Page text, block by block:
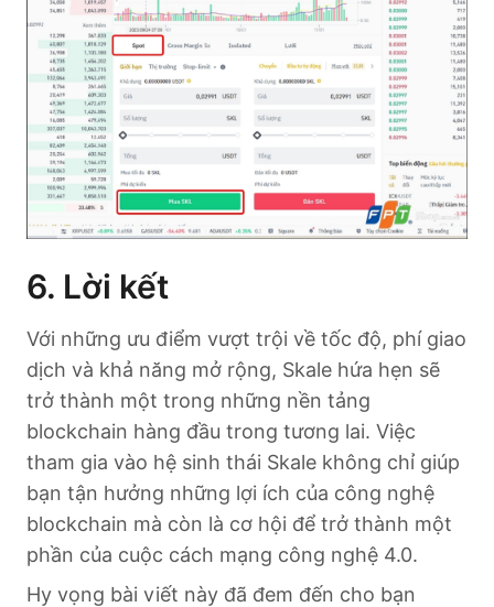
6. Lời kết
Với những ưu điểm vượt trội về tốc độ, phí giao
dịch và khả năng mở rộng, Skale hứa hẹn sẽ
trở thành một trong những nền tảng
blockchain hàng đầu trong tương lai. Việc
tham gia vào hệ sinh thái Skale không chỉ giúp
bạn tận hưởng những lợi ích của công nghệ
blockchain mà còn là cơ hội để trở thành một
phần của cuộc cách mạng công nghệ 4.0.
Hy vọng bài viết này đã đem đến cho bạn